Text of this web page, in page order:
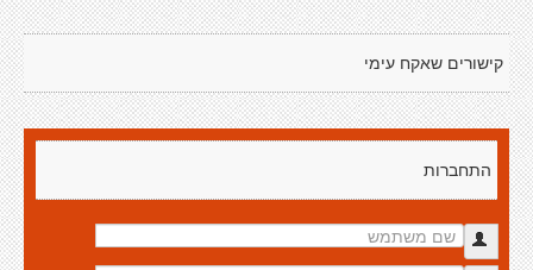
קישורים שאקח עימי
התחברות